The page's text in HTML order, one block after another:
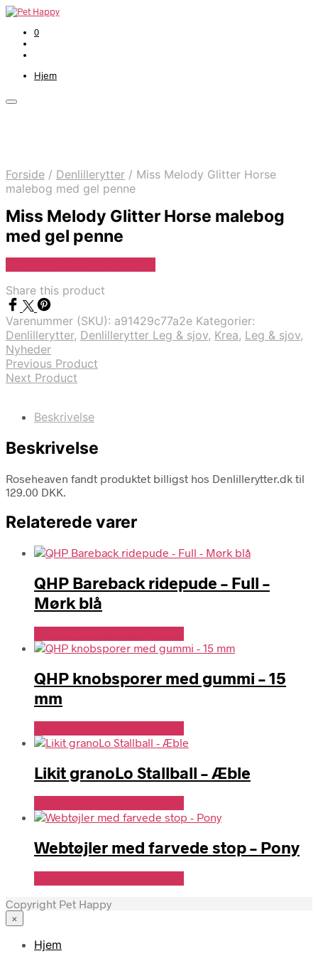
0
Hjem
Forside / Denlillerytter / Miss Melody Glitter Horse
malebog med gel penne
Miss Melody Glitter Horse malebog
med gel penne
Share this product
Varenummer (SKU): a91429c77a2e Kategorier:
Denlillerytter, Denlillerytter Leg & sjov, Krea, Leg & sjov,
Nyheder
Previous Product
Next Product
Beskrivelse
Beskrivelse
Roseheaven fandt produktet billigst hos Denlillerytter.dk til
129.00 DKK.
Relaterede varer
QHP Bareback ridepude – Full –
Mørk blå
QHP knobsporer med gummi – 15
mm
Likit granoLo Stallball – Æble
Webtøjler med farvede stop – Pony
Copyright Pet Happy
×
Hjem